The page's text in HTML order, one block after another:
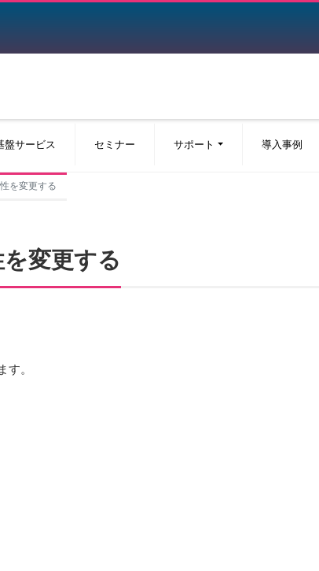
盤サービス セミナー サポート 導入事例
を変更する
変更する
す。